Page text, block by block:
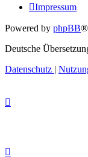
Impressum
Powered by phpBB®
Deutsche
Datenschutz |